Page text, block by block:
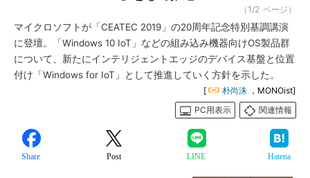
（1/2 ページ）
マイクロソフトが「CEATEC 2019」の20周年記念特別基調講演
に登壇。「Windows 10 IoT」などの組み込み機器向けOS製品群
について、新たにインテリジェントエッジのデバイス基盤と位置
付け「Windows for IoT」として推進していく方針を示した。
[ 朴尚洙 ，MONOist]
PC用表示
関連情報
Share Post LINE Hatena